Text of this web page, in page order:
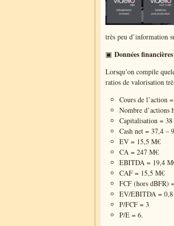
très peu d’information
▣ Données
Lorsqu’on compile
ratios de valorisation
Cours de l’action
Nombre d’actions
Capitalisation =
Cash net = 37,4
EV = 15,5 M€
CA = 247 M€
EBITDA = 19,4
CAF = 15,5 M€
FCF (hors dBFR)
EV/EBITDA = 0,8
P/FCF = 3
P/E = 6.